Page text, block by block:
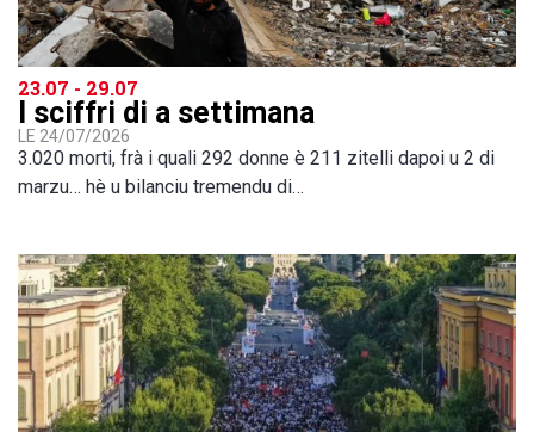
23.07 - 29.07
I sciffri di a settimana
LE 24/07/2026
3.020 morti, frà i quali 292 donne è 211 zitelli dapoi u 2 di
marzu… hè u bilanciu tremendu di…